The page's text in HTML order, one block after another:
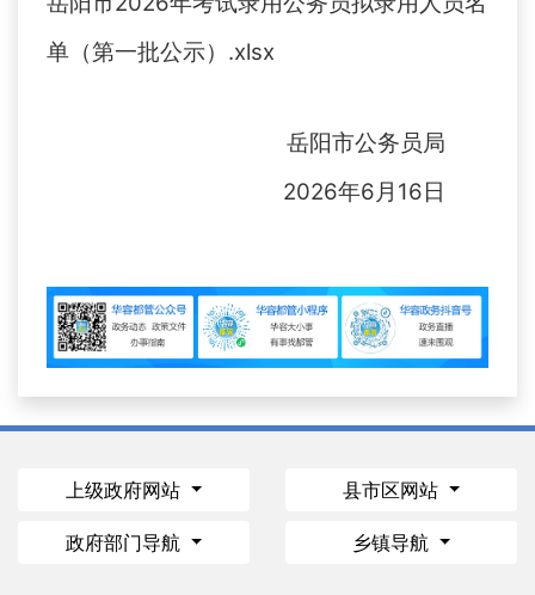
单（第一批公示）.xlsx
岳阳市公务员局
2026年6月16日
上级政府网站 县市区网站
政府部门导航 乡镇导航